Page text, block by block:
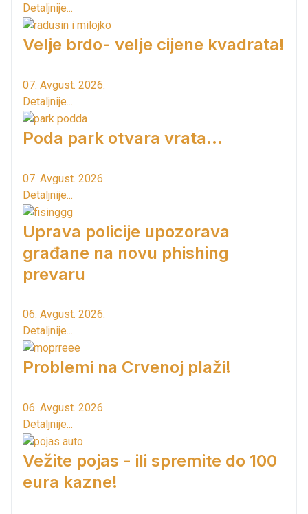
Detaljnije...
Velje brdo- velje cijene kvadrata!
07. Avgust. 2026.
Detaljnije...
Poda park otvara vrata...
07. Avgust. 2026.
Detaljnije...
Uprava policije upozorava
građane na novu phishing
prevaru
06. Avgust. 2026.
Detaljnije...
Problemi na Crvenoj plaži!
06. Avgust. 2026.
Detaljnije...
Vežite pojas - ili spremite do 100
eura kazne!